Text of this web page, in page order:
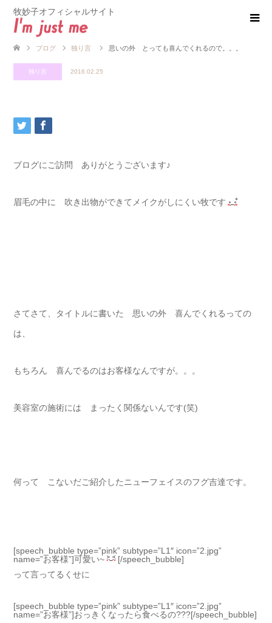
牧妙子オフィシャルサイト
ブログ 独り言 思いの外 とっても喜んでくれるので。。。
独り言 2016.02.25
ブログにご訪問 ありがとうございます♪
眉毛の中に 吹き出物ができてメイクがしにくい牧です
さてさて、タイトルに書いた 思いの外 喜んでくれるっての
は、
もちろん 喜んでるのはお客様なんですが。。。
美容室の施術には まったく関係ないんです(笑)
何って こないだご紹介したニューフェイスのフグ吉達です。
[speech_bubble type=”pink” subtype=”L1″ icon=”2.jpg”
name=”お客様”]可愛い~
[/speech_bubble]
って言ってるくせに
[speech_bubble type=”pink” subtype=”L1″ icon=”2.jpg”
name=”お客様”]おっきくなったら食べるの???[/speech_bubble]